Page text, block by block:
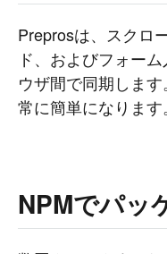
Preprosは、スクロ
ド、およびフォー
ウザ間で同期しま
常に簡単になります。
NPMでパッ